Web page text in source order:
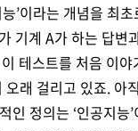
’이라는 개념을
기계 A가 하는 답
테스트를 처음 이
래 걸리고 있죠. 아
정의는 ‘인공지능